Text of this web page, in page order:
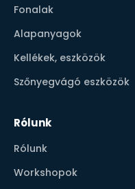
Fonalak
Alapanyagok
Kellékek, eszközök
Szőnyegvágó eszközök
Rólunk
Rólunk
Workshopok